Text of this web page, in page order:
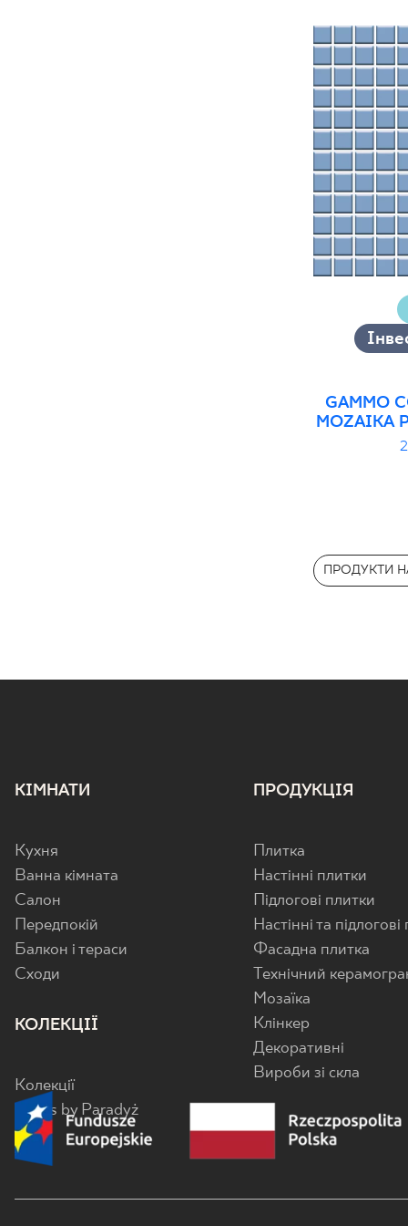
GAMMO
MOZAIKA
ПРОДУКТИ
КІМНАТИ
Кухня
Ванна кімната
Салон
Передпокій
Балкон і тераси
Cходи
КОЛЕКЦІЇ
Колекції
Senes by Paradyż
ПРОДУКЦІЯ
Плитка
Настінні плитки
Підлогові плитки
Настінні та
Фасадна плитка
Технічний
Мозаїка
Клінкер
Декоративні
Вироби зі скла